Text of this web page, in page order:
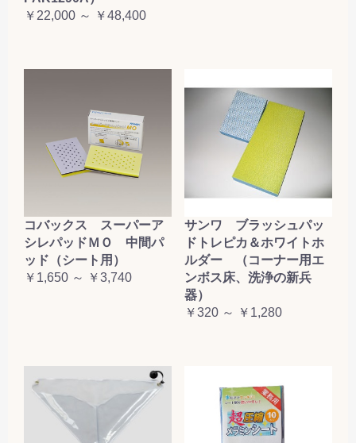
￥22,000 ～ ￥48,400
コバックス スーパーア
シレパッドＭＯ 中間パ
ッド（シート用）
￥1,650 ～ ￥3,740
サンワ ブラッシュパッ
ドトレピカ＆ホワイトホ
ルダー （コーナー用エ
ンボス床、洗浄の新兵
器）
￥320 ～ ￥1,280